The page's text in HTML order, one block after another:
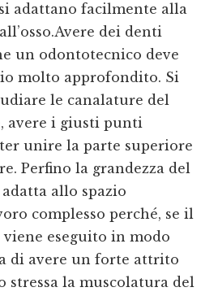
adattano facilmente alla
dei denti
un odontotecnico deve
molto approfondito. Si
le canalature del
avere i giusti punti
unire la parte superiore
Perfino la grandezza del
allo spazio
complesso perché, se il
eseguito in modo
di avere un forte attrito
stressa la muscolatura del